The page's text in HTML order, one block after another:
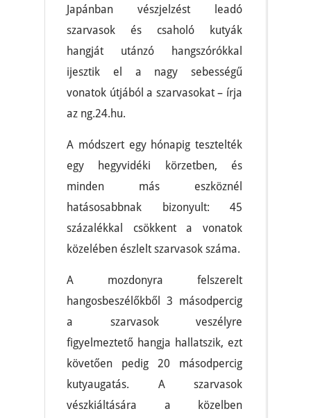
Japánban vészjelzést leadó
szarvasok és csaholó kutyák
hangját utánzó hangszórókkal
ijesztik el a nagy sebességű
vonatok útjából a szarvasokat – írja
az ng.24.hu.
A módszert egy hónapig tesztelték
egy hegyvidéki körzetben, és
minden más eszköznél
hatásosabbnak bizonyult: 45
százalékkal csökkent a vonatok
közelében észlelt szarvasok száma.
A mozdonyra felszerelt
hangosbeszélőkből 3 másodpercig
a szarvasok veszélyre
figyelmeztető hangja hallatszik, ezt
követően pedig 20 másodpercig
kutyaugatás. A szarvasok
vészkiáltására a közelben